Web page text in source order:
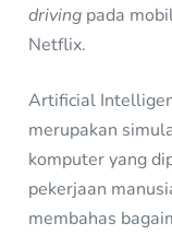
driving pada
Netflix.
Artificial
merupakan
komputer yang
pekerjaan
membahas